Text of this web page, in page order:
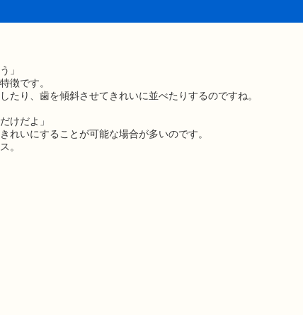
」
徴です。
たり、歯を傾斜させてきれいに並べたりするのですね。
けだよ」
れいにすることが可能な場合が多いのです。
。